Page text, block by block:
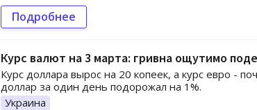
Подробнее
Курс валют на 3 марта: гривна ощутимо
Курс доллара вырос на 20 копеек, а курс евро -
доллар за один день подорожал на 1%.
Украина